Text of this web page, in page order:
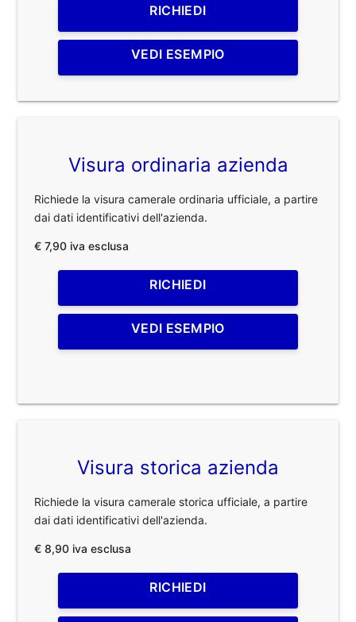
RICHIEDI
VEDI ESEMPIO
Visura ordinaria azienda
Richiede la visura camerale ordinaria ufficiale, a partire
dai dati identificativi dell'azienda.
€ 7,90 iva esclusa
RICHIEDI
VEDI ESEMPIO
Visura storica azienda
Richiede la visura camerale storica ufficiale, a partire
dai dati identificativi dell'azienda.
€ 8,90 iva esclusa
RICHIEDI